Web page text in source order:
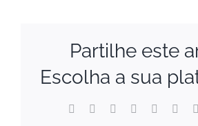
Partilhe este
Escolha a sua
Facebook Reddit LinkedInWhatsApp